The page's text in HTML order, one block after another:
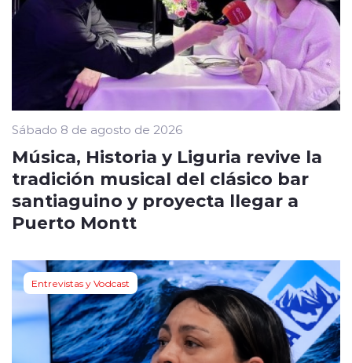
Sábado 8 de agosto de 2026
Música, Historia y Liguria revive la
tradición musical del clásico bar
santiaguino y proyecta llegar a
Puerto Montt
Entrevistas y Vodcast